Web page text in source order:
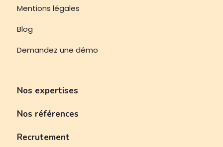
Mentions légales
Blog
Demandez une démo
Nos expertises
Nos références
Recrutement